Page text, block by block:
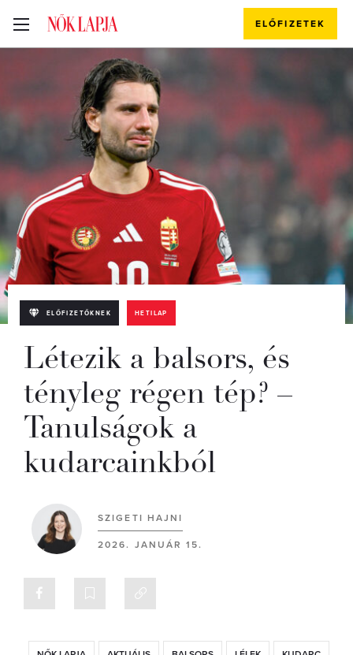
ELŐFIZETEK
ELŐFIZETŐKNEK HETILAP
Létezik a balsors, és
tényleg régen tép? –
Tanulságok a
kudarcainkból
SZIGETI HAJNI
2026. JANUÁR 15.